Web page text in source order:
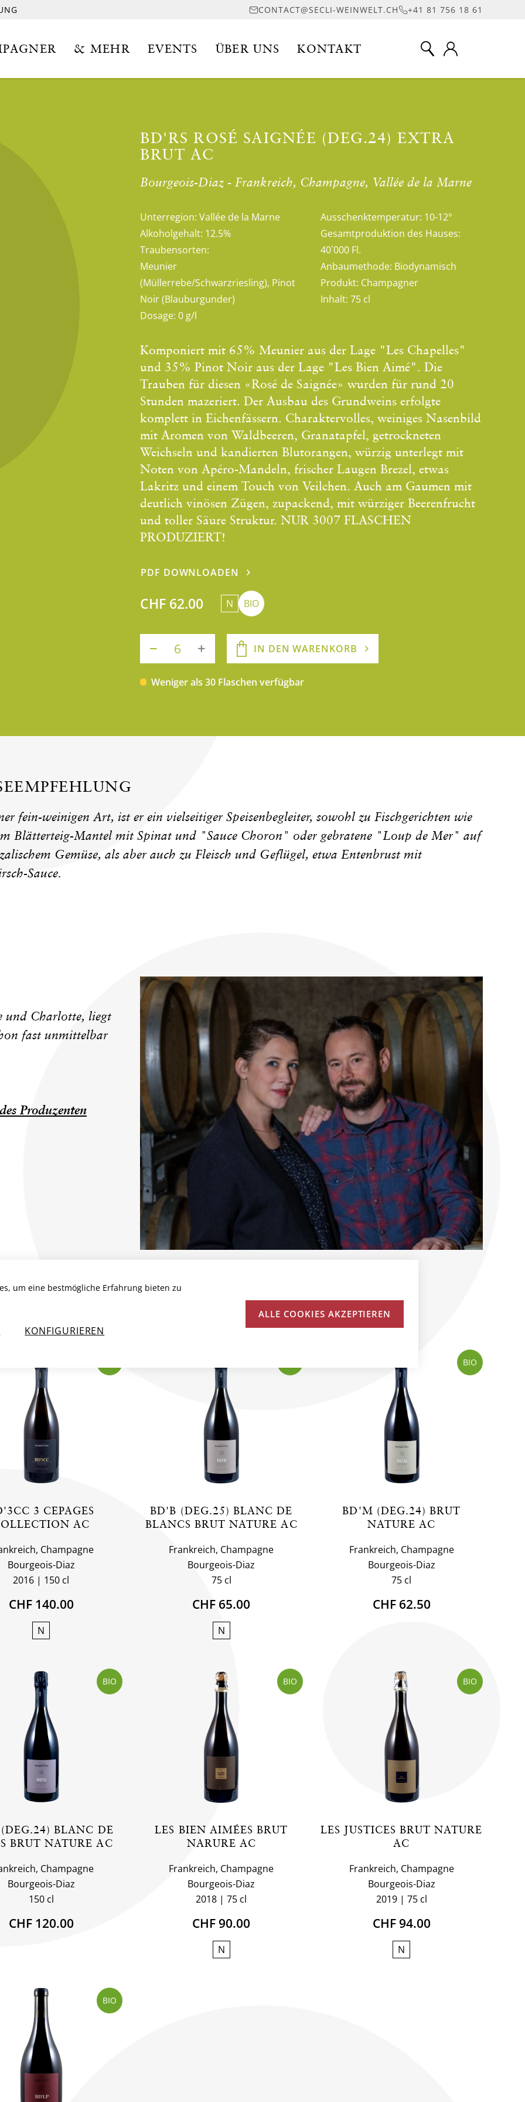
CONTACT@SECLI-WEINWELT.CH +41 81 756 18 61
& MEHR EVENTS ÜBER UNS KONTAKT
BD'RS ROSÉ SAIGNÉE (DEG.24) EXTRA
BRUT AC
Bourgeois-Diaz - Frankreich, Champagne, Vallée de la Marne
Unterregion: Vallée de la Marne
Alkoholgehalt: 12.5%
Traubensorten:
Meunier
(Müllerrebe/Schwarzriesling), Pinot
Noir (Blauburgunder)
Dosage: 0 g/l
Ausschenktemperatur: 10-12°
Gesamtproduktion des Hauses:
40`000 Fl.
Anbaumethode: Biodynamisch
Produkt: Champagner
Inhalt: 75 cl
Komponiert mit 65% Meunier aus der Lage "Les Chapelles"
und 35% Pinot Noir aus der Lage "Les Bien Aimé". Die
Trauben für diesen «Rosé de Saignée» wurden für rund 20
Stunden mazeriert. Der Ausbau des Grundweins erfolgte
komplett in Eichenfässern. Charaktervolles, weiniges Nasenbild
mit Aromen von Waldbeeren, Granatapfel, getrockneten
Weichseln und kandierten Blutorangen, würzig unterlegt mit
Noten von Apéro-Mandeln, frischer Laugen Brezel, etwas
Lakritz und einem Touch von Veilchen. Auch am Gaumen mit
deutlich vinösen Zügen, zupackend, mit würziger Beerenfrucht
und toller Säure Struktur. NUR 3007 FLASCHEN
PRODUZIERT!
PDF DOWNLOADEN
CHF 62.00 N BIO
IN DEN WARENKORB
Weniger als 30 Flaschen verfügbar
fein-weinigen Art, ist er ein vielseitiger Speisenbegleiter, sowohl zu Fischgerichten wie
Blätterteig-Mantel mit Spinat und "Sauce Choron" oder gebratene "Loup de Mer" auf
Gemüse, als aber auch zu Fleisch und Geflügel, etwa Entenbrust mit
Sauce.
und Charlotte, liegt
fast unmittelbar
Produzenten
3 CEPAGES
AC
Champagne
Bourgeois-Diaz
2016
150 cl
CHF 140.00
N
BD'B (DEG.25) BLANC DE
BLANCS BRUT NATURE AC
Frankreich, Champagne
Bourgeois-Diaz
75 cl
CHF 65.00
N
BIO
BD'M (DEG.24) BRUT
NATURE AC
Frankreich, Champagne
Bourgeois-Diaz
75 cl
CHF 62.50
BIO
BLANC DE
BRUT NATURE AC
Champagne
Bourgeois-Diaz
150 cl
CHF 120.00
BIO
LES BIEN AIMÉES BRUT
NARURE AC
Frankreich, Champagne
Bourgeois-Diaz
2018
75 cl
CHF 90.00
N
BIO
LES JUSTICES BRUT NATURE
AC
Frankreich, Champagne
Bourgeois-Diaz
2019
75 cl
CHF 94.00
N
BIO
um eine bestmögliche Erfahrung bieten zu
KONFIGURIEREN
ALLE COOKIES AKZEPTIEREN